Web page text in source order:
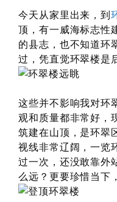
今天从家里出来，到
顶，有一威海标志性
的县志，也不知道环
过，凭直觉环翠楼是
这些并不影响我对环
观和质量都非常好，
筑建在山顶，是环翠
视线非常辽阔，一览
过一次，还没敢靠外
么远？更要珍惜当下